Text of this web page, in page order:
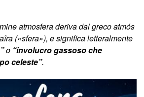
atmosferaderiva dal grecoatmós
(«sfera»), e significa letteralmente
o “involucro gassoso che
celeste”.